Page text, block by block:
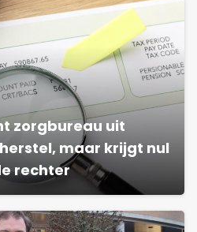
zorgbureau uit
maar krijgt nul
rechter